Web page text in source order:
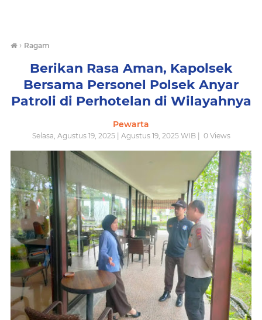
› Ragam
Berikan Rasa Aman, Kapolsek
Bersama Personel Polsek Anyar
Patroli di Perhotelan di Wilayahnya
Pewarta
Selasa, Agustus 19, 2025 | Agustus 19, 2025 WIB | 0Views